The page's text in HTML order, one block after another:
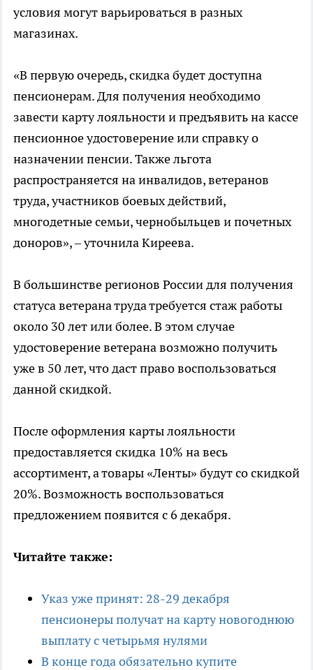
условия могут варьироваться в разных
магазинах.
«В первую очередь, скидка будет доступна
пенсионерам. Для получения необходимо
завести карту лояльности и предъявить на кассе
пенсионное удостоверение или справку о
назначении пенсии. Также льгота
распространяется на инвалидов, ветеранов
труда, участников боевых действий,
многодетные семьи, чернобыльцев и почетных
доноров», – уточнила Киреева.
В большинстве регионов России для получения
статуса ветерана труда требуется стаж работы
около 30 лет или более. В этом случае
удостоверение ветерана возможно получить
уже в 50 лет, что даст право воспользоваться
данной скидкой.
После оформления карты лояльности
предоставляется скидка 10% на весь
ассортимент, а товары «Ленты» будут со скидкой
20%. Возможность воспользоваться
предложением появится с 6 декабря.
Читайте также:
Указ уже принят: 28-29 декабря
пенсионеры получат на карту новогоднюю
выплату с четырьмя нулями
В конце года обязательно купите